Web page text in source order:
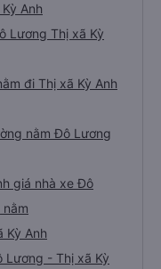
Anh
Lương Thị xã Kỳ
đi Thị xã Kỳ Anh
nằm Đô Lương
giá nhà xe Đô
Kỳ Anh
Lương - Thị xã Kỳ